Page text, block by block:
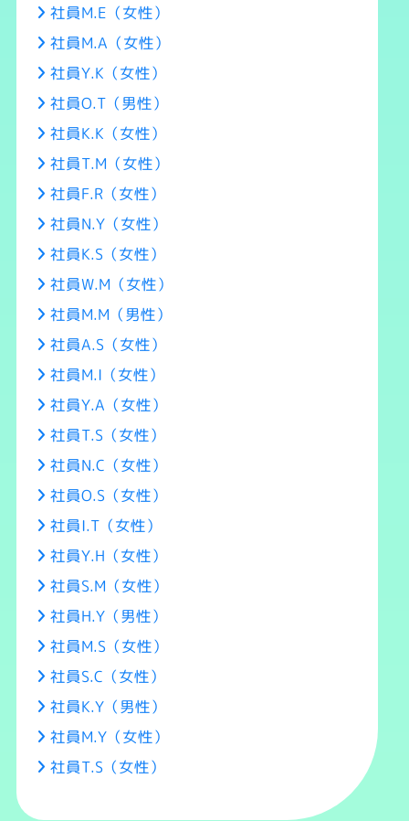
社員M.E（女性）
社員M.A（女性）
社員Y.K（女性）
社員O.T（男性）
社員K.K（女性）
社員T.M（女性）
社員F.R（女性）
社員N.Y（女性）
社員K.S（女性）
社員W.M（女性）
社員M.M（男性）
社員A.S（女性）
社員M.I（女性）
社員Y.A（女性）
社員T.S（女性）
社員N.C（女性）
社員O.S（女性）
社員I.T（女性）
社員Y.H（女性）
社員S.M（女性）
社員H.Y（男性）
社員M.S（女性）
社員S.C（女性）
社員K.Y（男性）
社員M.Y（女性）
社員T.S（女性）